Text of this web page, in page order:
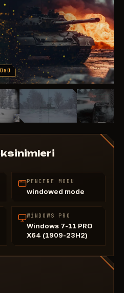
PENCERE MODU
windowed mode
WINDOWS PRO
Windows 7-11 PRO
Х64 (1909-23H2)